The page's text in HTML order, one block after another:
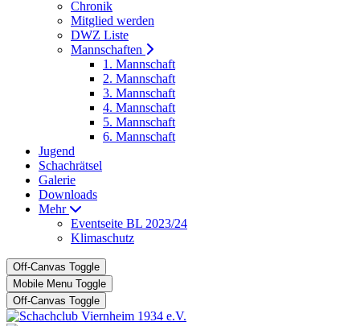
Chronik
Mitglied werden
DWZ Liste
Mannschaften
1. Mannschaft
2. Mannschaft
3. Mannschaft
4. Mannschaft
5. Mannschaft
6. Mannschaft
Jugend
Schachrätsel
Galerie
Downloads
Mehr
Eventseite BL 2023/24
Klimaschutz
Off-Canvas Toggle
Mobile Menu Toggle
Off-Canvas Toggle